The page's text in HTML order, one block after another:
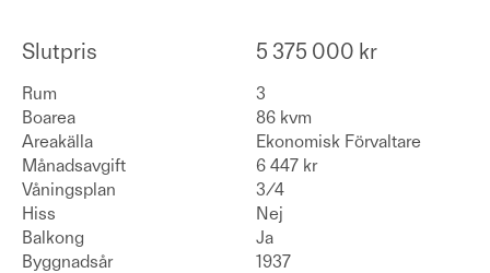
Slutpris 5 375 000 kr
Rum
3
Boarea
86 kvm
Areakälla
Ekonomisk Förvaltare
Månadsavgift
6 447 kr
Våningsplan
3/4
Hiss
Nej
Balkong
Ja
Byggnadsår
1937